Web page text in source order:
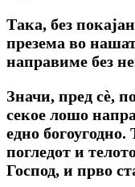
Така, без
презема во
направиме без
Значи, пред сѐ,
секое лошо
едно
погледот и
Господ, и прво